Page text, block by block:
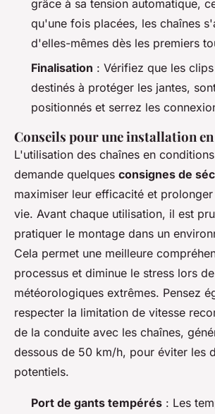
grâce à sa tension automatique,
qu'une fois placées, les chaînes
d'elles-mêmes dès les premiers
Finalisation : Vérifiez que les
destinés à protéger les jantes,
positionnés et serrez les
Conseils pour une installation
L'utilisation des chaînes en
demande quelques consignes de
maximiser leur efficacité et
vie. Avant chaque utilisation, il est
pratiquer le montage dans un
Cela permet une meilleure
processus et diminue le stress lors
météorologiques extrêmes. Pensez
respecter la limitation de vitesse
de la conduite avec les chaînes,
dessous de 50 km/h, pour éviter les
potentiels.
Port de gants tempérés : Les